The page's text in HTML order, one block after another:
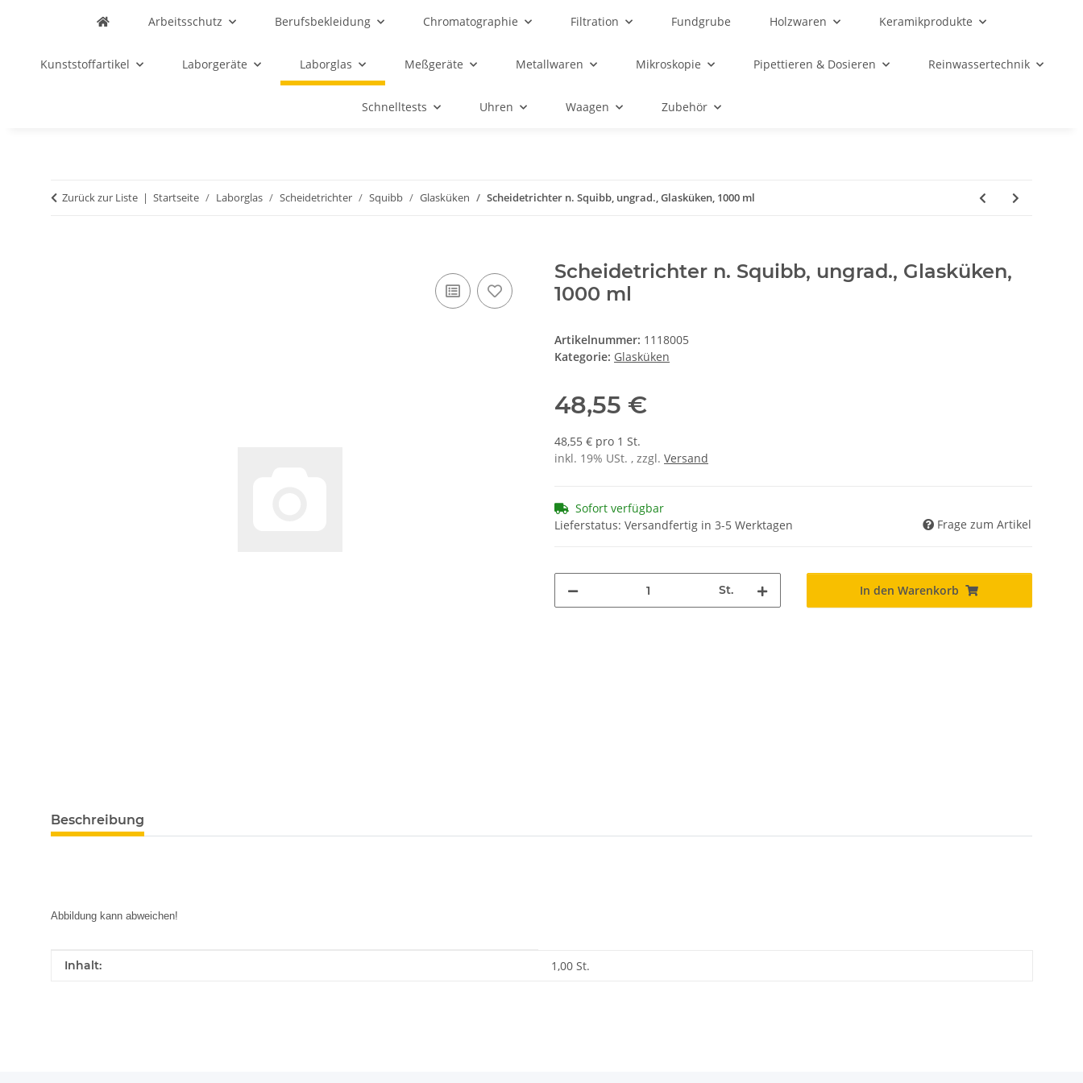
Arbeitsschutz Berufsbekleidung Chromatographie Filtration Fundgrube Holzwaren Keramikprodukte
Kunststoffartikel Laborgeräte Laborglas Meßgeräte Metallwaren Mikroskopie Pipettieren & Dosieren Reinwassertechnik
Schnelltests Uhren Waagen Zubehör
Zurück zur Liste Startseite Laborglas Scheidetrichter Squibb Glasküken Scheidetrichter n. Squibb, ungrad., Glasküken, 1000 ml
Scheidetrichter n. Squibb, ungrad., Glasküken,
1000 ml
Artikelnummer: 1118005
Kategorie: Glasküken
48,55 €
48,55 € pro 1 St.
inkl. 19% USt. , zzgl. Versand
Sofort verfügbar
Lieferstatus: Versandfertig in 3-5 Werktagen
Frage zum Artikel
St. In den Warenkorb
Beschreibung
Abbildung kann abweichen!
Produkteigenschaft
Wert
Inhalt: 1,00 St.